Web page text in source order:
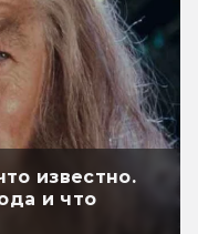
известно.
и что